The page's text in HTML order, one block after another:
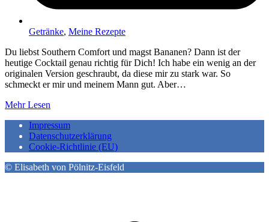
Getränke, Meine Rezepte
Du liebst Southern Comfort und magst Bananen? Dann ist der
heutige Cocktail genau richtig für Dich! Ich habe ein wenig an der
originalen Version geschraubt, da diese mir zu stark war. So
schmeckt er mir und meinem Mann gut. Aber…
Mehr Lesen
Impressum
Datenschutzerklärung
Cookie-Richtlinie (EU)
© Elisabeth von Pölnitz-Eisfeld